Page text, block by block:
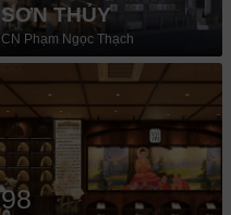
SƠN THỦY
CN Phạm Ngọc Thạch
98